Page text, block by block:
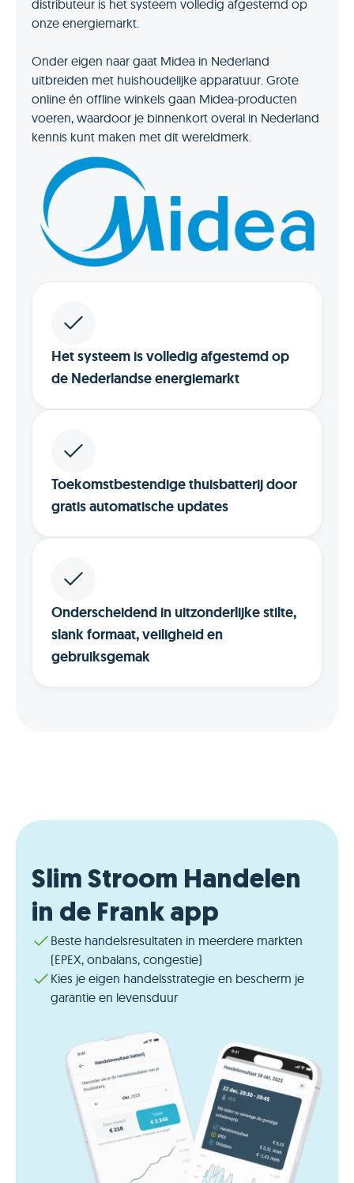
distributeur is het systeem volledig afgestemd op
onze energiemarkt.
Onder eigen naar gaat Midea in Nederland
uitbreiden met huishoudelijke apparatuur. Grote
online én offline winkels gaan Midea-producten
voeren, waardoor je binnenkort overal in Nederland
kennis kunt maken met dit wereldmerk.
Het systeem is volledig afgestemd op
de Nederlandse energiemarkt
Toekomstbestendige thuisbatterij door
gratis automatische updates
Onderscheidend in uitzonderlijke stilte,
slank formaat, veiligheid en
gebruiksgemak
Slim Stroom Handelen
in de Frank app
Beste handelsresultaten in meerdere markten
(EPEX, onbalans, congestie)
Kies je eigen handelsstrategie en bescherm je
garantie en levensduur